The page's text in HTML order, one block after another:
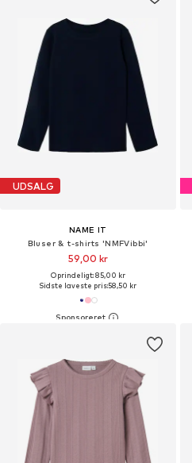
UDSALG
NAME IT
Bluser & t-shirts 'NMFVibbi'
59,00 kr
Oprindeligt: 85,00 kr
Sidste laveste pris:58,50 kr